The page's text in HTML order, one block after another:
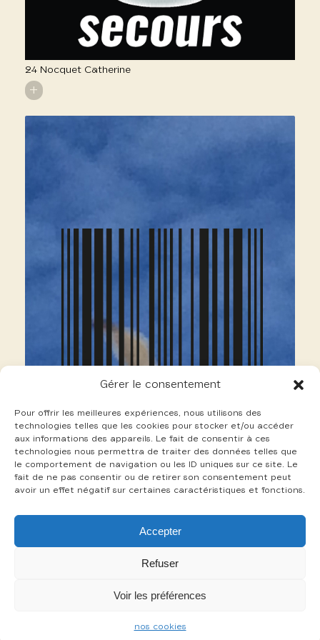
Gérer le consentement
Pour offrir les meilleures expériences, nous utilisons des
technologies telles que les cookies pour stocker et/ou accéder
aux informations des appareils. Le fait de consentir à ces
technologies nous permettra de traiter des données telles que
le comportement de navigation ou les ID uniques sur ce site. Le
fait de ne pas consentir ou de retirer son consentement peut
avoir un effet négatif sur certaines caractéristiques et fonctions.
Accepter
Refuser
Voir les préférences
nos cookies
24 Nocquet Catherine
+
cookies